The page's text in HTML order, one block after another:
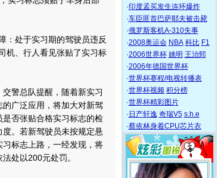
处于实习期的驾驶员违反
机、行人看见张贴了实习标
总队提醒，随着新实习
的广泛应用，将加大对新驾
是否张贴合格实习标志的检
度。若新驾驶员未按规定悬
习标志上路，一经发现，将
法处以200元处罚。
·印度孟买发生连环爆炸
·车臣匪首巴萨耶夫被击毙
·俄罗斯客机A-310失事
·2008奥运会 NBA 科比 F1
·2006世界杯 姚明 王治郅
·2006年德国世界杯
·世界杯赛程/电视转播表
·世界杯视频 积分榜
·世界杯精彩图片
· 日产轩逸 奇瑞V5 s.h.e
·蔡依林身着CPU芯片衣